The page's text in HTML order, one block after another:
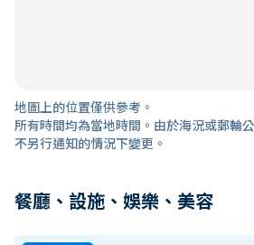
地圖上的位置僅供參考。
所有時間均為當地時間。由於海況或郵輪
不另行通知的情況下變更。
餐廳、設施、娛樂、美容